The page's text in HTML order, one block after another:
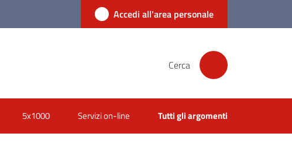
Accedi all'area personale
Cerca
5x1000 Servizi on-line Tutti gli argomenti